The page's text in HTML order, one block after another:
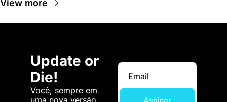
View more
Update or
Die!
Você, sempre em